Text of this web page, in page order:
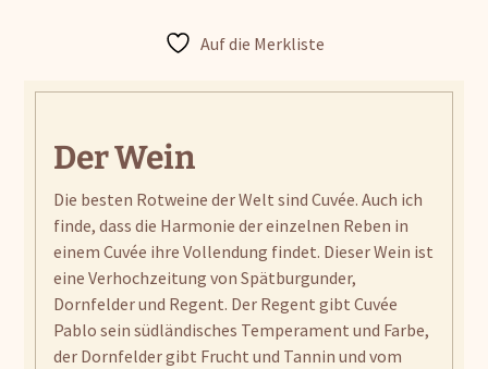
Auf die Merkliste
Der Wein
Die besten Rotweine der Welt sind Cuvée. Auch ich
finde, dass die Harmonie der einzelnen Reben in
einem Cuvée ihre Vollendung findet. Dieser Wein ist
eine Verhochzeitung von Spätburgunder,
Dornfelder und Regent. Der Regent gibt Cuvée
Pablo sein südländisches Temperament und Farbe,
der Dornfelder gibt Frucht und Tannin und vom